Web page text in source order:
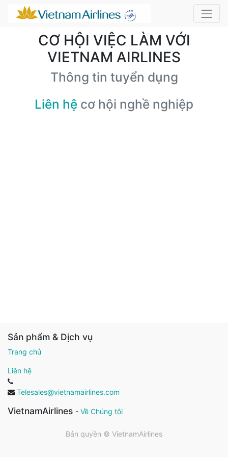
CƠ HỘI VIỆC LÀM VỚI
VIETNAM AIRLINES
Thông tin tuyển dụng
Liên hệ cơ hội nghề nghiệp
Sản phẩm & Dịch vụ
Trang chủ
Liên hệ
Telesales@vietnamairlines.com
VietnamAirlines - Về Chúng tôi
Bản quyền © VietnamAirlines